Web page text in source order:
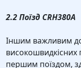
2.2 Поїзд CRH380A
Іншим важливим
високошвидкісних
першим поїздом,